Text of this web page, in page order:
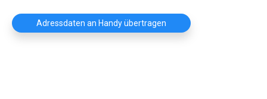
Adressdaten an Handy übertragen